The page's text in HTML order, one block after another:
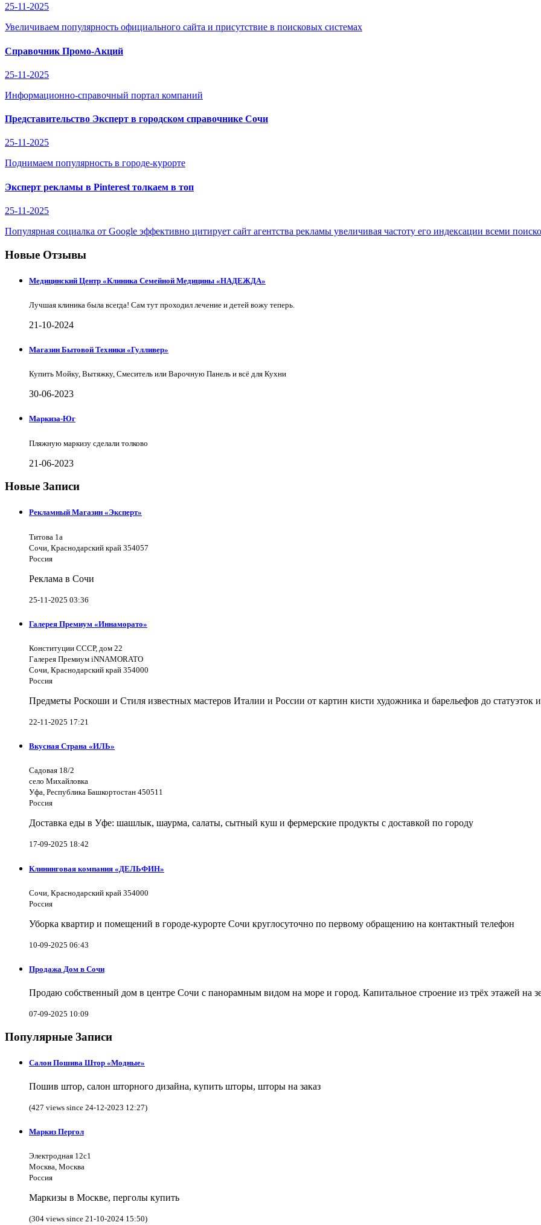
25-11-2025
Увеличиваем популярность официального сайта и присутствие в поисковых системах
Справочник Промо-Акций
25-11-2025
Информационно-справочный портал компаний
Представительство Эксперт в городском справочнике Сочи
25-11-2025
Поднимаем популярность в городе-курорте
Эксперт рекламы в Pinterest толкаем в топ
25-11-2025
Популярная социалка от Google эффективно цитирует сайт агентства рекламы увеличивая частоту его индексации всеми
Новые Отзывы
Медицинский Центр «Клиника Семейной Медицины «НАДЕЖДА»
Лучшая клиника была всегда! Сам тут проходил лечение и детей вожу теперь.
21-10-2024
Магазин Бытовой Техники «Гулливер»
Купить Мойку, Вытяжку, Смеситель или Варочную Панель и всё для Кухни
30-06-2023
Маркиза-Юг
Пляжную маркизу сделали толково
21-06-2023
Новые Записи
Рекламный Магазин «Эксперт»
Титова 1а
Сочи, Краснодарский край 354057
Россия
Реклама в Сочи
25-11-2025 03:36
Галерея Премиум «Иннаморато»
Конституции СССР, дом 22
Галерея Премиум iNNAMORATO
Сочи, Краснодарский край 354000
Россия
Предметы Роскоши и Стиля известных мастеров Италии и России от картин кисти художника и барельефов до статуэток
22-11-2025 17:21
Вкусная Страна «ИЛЬ»
Садовая 18/2
село Михайловка
Уфа, Республика Башкортостан 450511
Россия
Доставка еды в Уфе: шашлык, шаурма, салаты, сытный куш и фермерские продукты с доставкой по городу
17-09-2025 18:42
Клининговая компания «ДЕЛЬФИН»
Сочи, Краснодарский край 354000
Россия
Уборка квартир и помещений в городе-курорте Сочи круглосуточно по первому обращению на контактный телефон
10-09-2025 06:43
Продажа Дом в Сочи
Продаю собственный дом в центре Сочи с панорамным видом на море и город. Капитальное строение из трёх этажей на
07-09-2025 10:09
Популярные Записи
Салон Пошива Штор «Модные»
Пошив штор, салон шторного дизайна, купить шторы, шторы на заказ
(427 views since 24-12-2023 12:27)
Маркиз Пергол
Электродная 12с1
Москва, Москва
Россия
Маркизы в Москве, перголы купить
(304 views since 21-10-2024 15:50)